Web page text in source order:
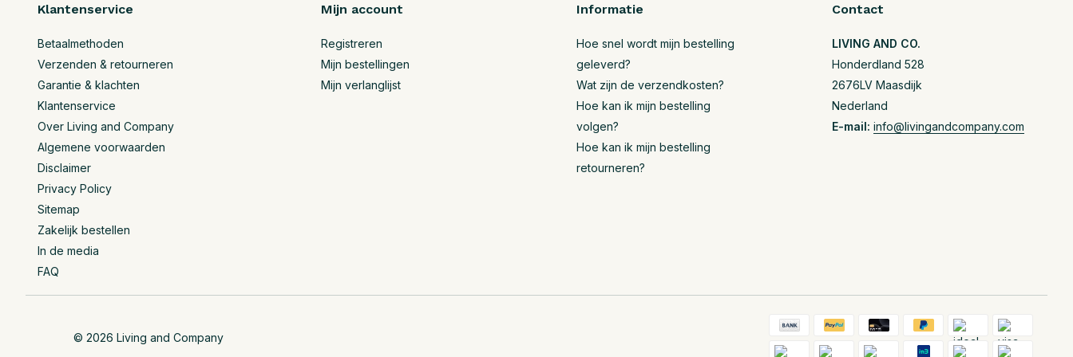
Klantenservice
Betaalmethoden
Verzenden & retourneren
Garantie & klachten
Klantenservice
Over Living and Company
Algemene voorwaarden
Disclaimer
Privacy Policy
Sitemap
Zakelijk bestellen
In de media
FAQ
Mijn account
Registreren
Mijn bestellingen
Mijn verlanglijst
Informatie
Hoe snel wordt mijn bestelling
geleverd?
Wat zijn de verzendkosten?
Hoe kan ik mijn bestelling
volgen?
Hoe kan ik mijn bestelling
retourneren?
Contact
LIVING AND CO.
Honderdland 528
2676LV Maasdijk
Nederland
E-mail: info@livingandcompany.com
© 2026 Living and Company